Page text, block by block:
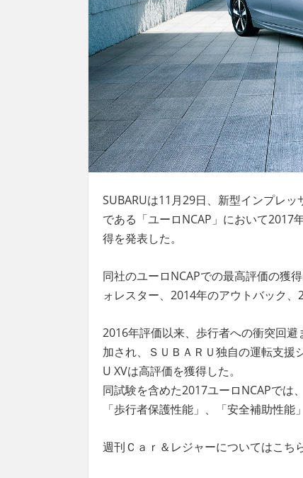
SUBARUは11月29日、新型インプレ
である「ユーロNCAP」において2017
得を発表した。
同社のユーロNCAPでの最高評価の獲
ォレスター、2014年のアウトバック、
2016年評価以来、歩行者への衝突回
加され、ＳＵＢＡＲＵ独自の運転支援
U XVは高評価を獲得した。
同試験を含めた2017ユーロNCAPでは
「歩行者保護性能」、「安全補助性能
週刊Ｃａｒ＆レジャーについてはこち